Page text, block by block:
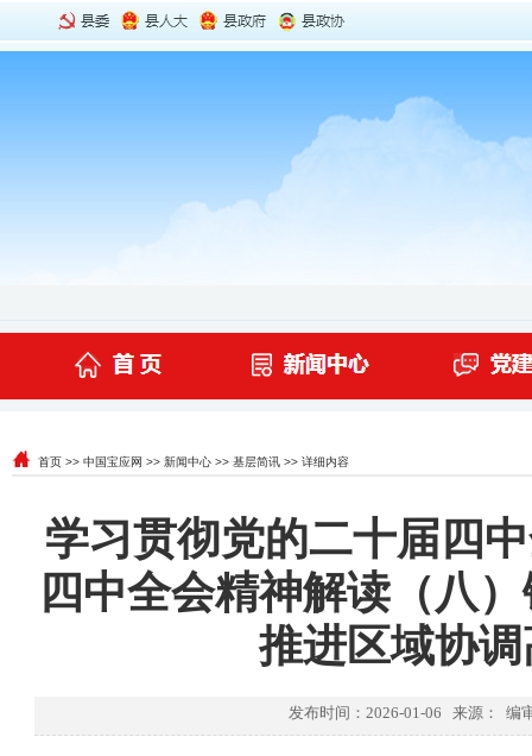
首页 >> 中国宝应网 >> 新闻中心 >> 基层简讯 >> 详细内容
学习贯彻党的二十届四
四中全会精神解读（八
推进区域协
发布时间：2026-01-06 来源： 编